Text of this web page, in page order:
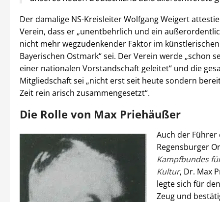
Der damalige NS-Kreisleiter Wolfgang Weigert
Verein, dass er „unentbehrlich und ein
nicht mehr wegzudenkender Faktor im
Bayerischen Ostmark“ sei. Der Verein werde „schon
einer nationalen Vorstandschaft geleitet“ und die
Mitgliedschaft sei „nicht erst seit heute sondern
Zeit rein arisch zusammengesetzt“.
Die Rolle von Max Priehäußer
Auch der Führer
Regensburger
Kampfbundes
Kultur, Dr. Max
legte sich für
Zeug und